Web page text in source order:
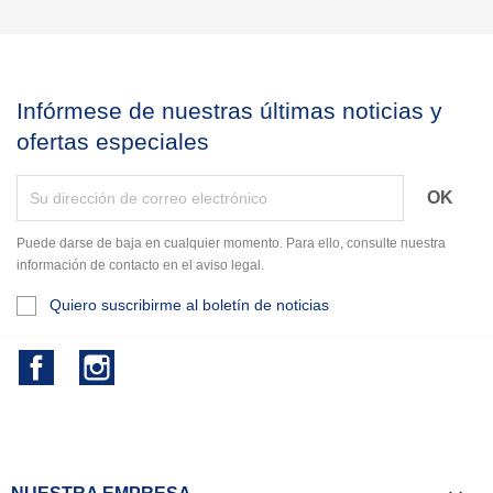
Infórmese de nuestras últimas noticias y
ofertas especiales
Puede darse de baja en cualquier momento. Para ello, consulte nuestra
información de contacto en el aviso legal.
Quiero suscribirme al boletín de noticias
Facebook